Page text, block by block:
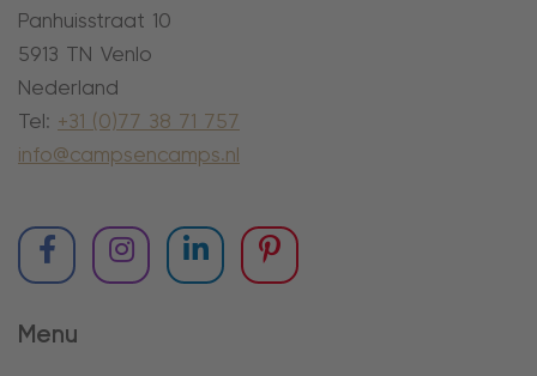
Panhuisstraat 10
5913 TN Venlo
Nederland
Tel: +31 (0)77 38 71 757
info@campsencamps.nl
Menu